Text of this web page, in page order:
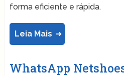
forma eficiente e rápida.
Leia Mais
WhatsApp